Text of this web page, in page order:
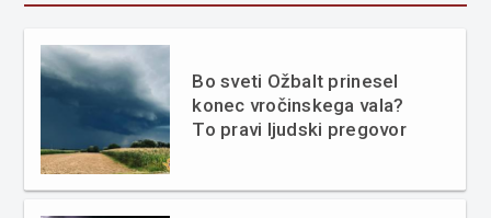
Bo sveti Ožbalt prinesel
konec vročinskega vala?
To pravi ljudski pregovor